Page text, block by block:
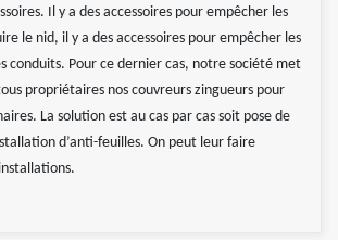
Il y a des accessoires pour empêcher les
le nid, il y a des accessoires pour empêcher les
conduits. Pour ce dernier cas, notre société met
propriétaires nos couvreurs zingueurs pour
La solution est au cas par cas soit pose de
d’anti-feuilles. On peut leur faire